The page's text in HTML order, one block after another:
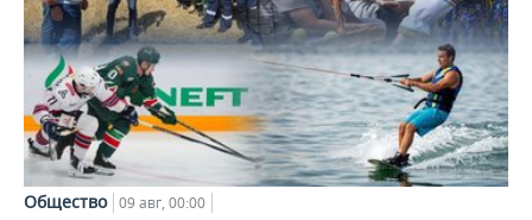
Общество 09 авг, 00:00